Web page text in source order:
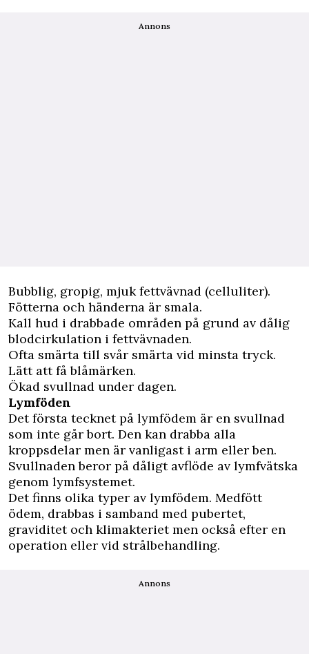
Annons
Bubblig, gropig, mjuk fettvävnad (celluliter).
Fötterna och händerna är smala.
Kall hud i drabbade områden på grund av dålig
blodcirkulation i fettvävnaden.
Ofta smärta till svår smärta vid minsta tryck.
Lätt att få blåmärken.
Ökad svullnad under dagen.
Lymföden
Det första tecknet på lymfödem är en svullnad
som inte går bort. Den kan drabba alla
kroppsdelar men är vanligast i arm eller ben.
Svullnaden beror på dåligt avflöde av lymfvätska
genom lymfsystemet.
Det finns olika typer av lymfödem. Medfött
ödem, drabbas i samband med pubertet,
graviditet och klimakteriet men också efter en
operation eller vid strålbehandling.
Annons